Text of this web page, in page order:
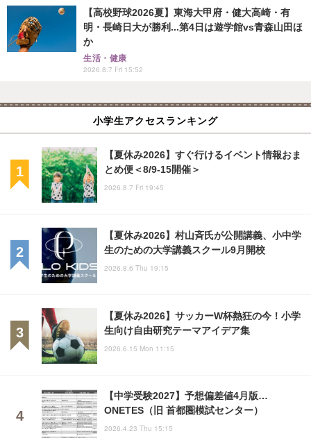
【高校野球2026夏】東海大甲府・健大高崎・有
明・長崎日大が勝利...第4日は遊学館vs青森山田ほ
か
生活・健康
2026.8.7 Fri 15:52
小学生アクセスランキング
【夏休み2026】すぐ行けるイベント情報おま
とめ便＜8/9-15開催＞
2026.8.7 Fri 19:45
【夏休み2026】村山斉氏が公開講義、小中学
生のための大学講義スクール9月開校
2026.8.6 Thu 19:15
【夏休み2026】サッカーW杯熱狂の今！小学
生向け自由研究テーマアイデア集
2026.6.15 Mon 11:15
【中学受験2027】予想偏差値4月版…
ONETES（旧 首都圏模試センター）
2026.4.23 Thu 15:15